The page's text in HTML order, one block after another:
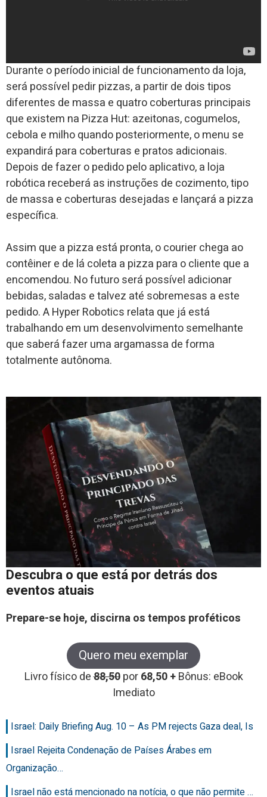
Durante o período inicial de funcionamento da loja,
será possível pedir pizzas, a partir de dois tipos
diferentes de massa e quatro coberturas principais
que existem na Pizza Hut: azeitonas, cogumelos,
cebola e milho quando posteriormente, o menu se
expandirá para coberturas e pratos adicionais.
Depois de fazer o pedido pelo aplicativo, a loja
robótica receberá as instruções de cozimento, tipo
de massa e coberturas desejadas e lançará a pizza
específica.
Assim que a pizza está pronta, o courier chega ao
contêiner e de lá coleta a pizza para o cliente que a
encomendou. No futuro será possível adicionar
bebidas, saladas e talvez até sobremesas a este
pedido. A Hyper Robotics relata que já está
trabalhando em um desenvolvimento semelhante
que saberá fazer uma argamassa de forma
totalmente autônoma.
Descubra o que está por detrás dos
eventos atuais
Prepare-se hoje, discirna os tempos proféticos
Quero meu exemplar
Livro físico de88,50 por68,50 +Bônus: eBook
Imediato
Israel: Daily Briefing Aug. 10 – As PM rejects Gaza deal, Is
Israel Rejeita Condenação de Países Árabes em
Organização…
Israel não está mencionado na notícia, o que não permite …